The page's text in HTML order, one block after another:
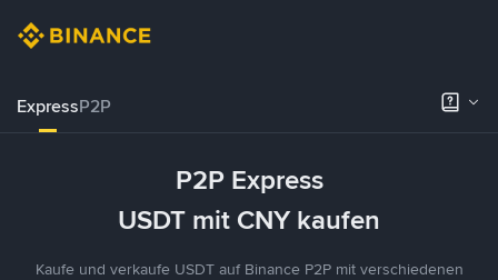
ExpressP2P
P2P Express
USDT mit CNY kaufen
Kaufe und verkaufe USDT auf Binance P2P mit verschiedenen